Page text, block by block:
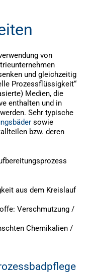
von
und gleichzeitig
Prozessflüssigkeit“
Medien, die
enthalten und in
Sehr typische
sowie
bzw. deren
aus dem Kreislauf
Verschmutzung /
Chemikalien /